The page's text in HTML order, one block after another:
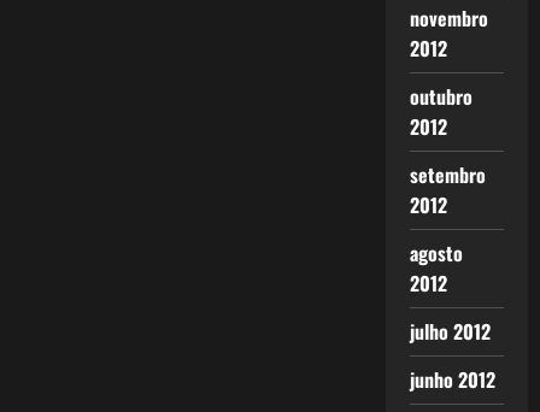
novembro
2012
outubro
2012
setembro
2012
agosto
2012
julho 2012
junho 2012